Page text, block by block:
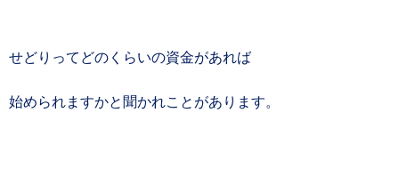
せどりってどのくらいの資金があれば
始められますかと聞かれことがあります。